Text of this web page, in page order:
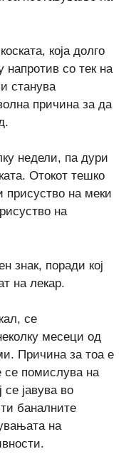
која долго
напротив со тек на
станува
причина за да
недели, па дури
Отокот тешко
присуство на меки
на
знак, поради кој
на лекар.
се
месеци од
Причина за тоа е
се помислува на
јавува во
баналните
на